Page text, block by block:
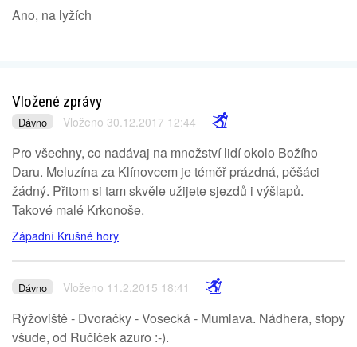
Ano, na lyžích
Vložené zprávy
Dávno Vloženo 30.12.2017 12:44
Pro všechny, co nadávaj na množství lidí okolo Božího
Daru. Meluzína za Klínovcem je téměř prázdná, pěšáci
žádný. Přitom si tam skvěle užijete sjezdů i výšlapů.
Takové malé Krkonoše.
Západní Krušné hory
Dávno Vloženo 11.2.2015 18:41
Rýžoviště - Dvoračky - Vosecká - Mumlava. Nádhera, stopy
všude, od Ručiček azuro :-).